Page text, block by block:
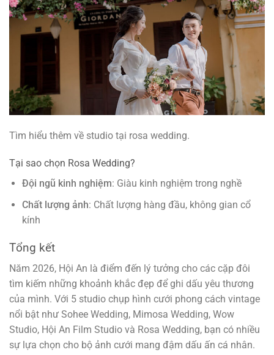
Tìm hiểu thêm về studio tại rosa wedding.
Tại sao chọn Rosa Wedding?
Đội ngũ kinh nghiệm: Giàu kinh nghiệm trong nghề
Chất lượng ảnh: Chất lượng hàng đầu, không gian cổ
kính
Tổng kết
Năm 2026, Hội An là điểm đến lý tưởng cho các cặp đôi
tìm kiếm những khoảnh khắc đẹp để ghi dấu yêu thương
của mình. Với 5 studio chụp hình cưới phong cách vintage
nổi bật như Sohee Wedding, Mimosa Wedding, Wow
Studio, Hội An Film Studio và Rosa Wedding, bạn có nhiều
sự lựa chọn cho bộ ảnh cưới mang đậm dấu ấn cá nhân.